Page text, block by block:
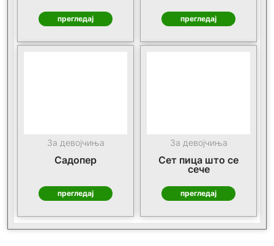
прегледај прегледај
За девојчиња
Садопер
прегледај
За девојчиња
Сет пица што се
сече
прегледај